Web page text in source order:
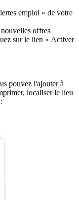
emploi » de votre
offres
sur le lien « Activer
pouvez l'ajouter à
localiser le lieu